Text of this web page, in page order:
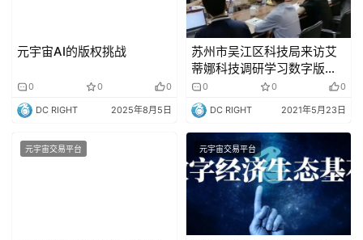
元宇宙AI的版权挑战
0 0 0
DC RIGHT 2025年8月5日
苏州市吴江区科技局来访艾
蒂娜科技调研学习数字版权
软件交易平台孵化的智能制
造工业互联网软件项目
0 0 0
DC RIGHT 2021年5月23日
元宇宙交易平台 元宇宙交易平台